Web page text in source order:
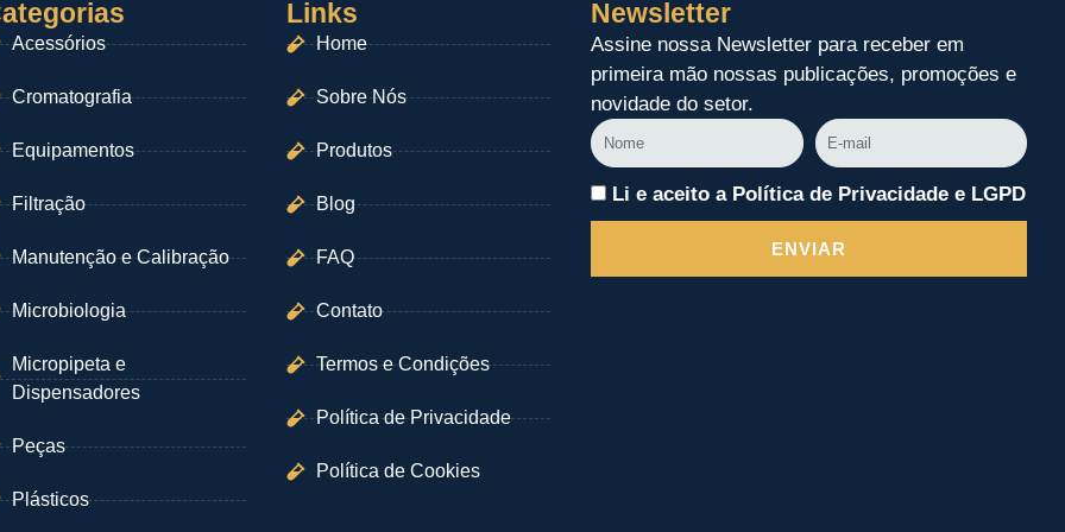
Acessórios
Cromatografia
Equipamentos
Filtração
Manutenção e Calibração
Microbiologia
Micropipeta e
Dispensadores
Peças
Plásticos
Links
Home
Sobre Nós
Produtos
Blog
FAQ
Contato
Termos e Condições
Política de Privacidade
Política de Cookies
Newsletter
Assine nossa Newsletter para receber em
primeira mão nossas publicações, promoções e
novidade do setor.
Nome
E-
mail
Li e aceito a Política de Privacidade e LGPD
ENVIAR